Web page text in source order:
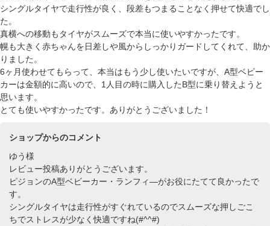
シングルタイヤで走行性が良く、段差もつまることなく押せて快適でし
た。
真横への移動もタイヤがスムーズで本当に使いやすかったです。
幌も大きく赤ちゃんを日差しや風からしっかりガードしてくれて、助か
りました。
6ヶ月使わせてもらって、本当はもう少し使いたいですが、A型ベビー
カーは金額的に高いので、1人目の時に購入したB型に乗り替えようと
思います。
とても使いやすかったです。ありがとうございました！
ショップからのコメント
ゆう様
レビュー投稿ありがとうございます。
ピジョンのA型ベビーカー・ランフィ―がお役にたてて良かったで
す。
シングルタイヤは走行性がすぐれているのでスムーズな押しごこ
ちでストレスが少なく快適ですね(#^^#)